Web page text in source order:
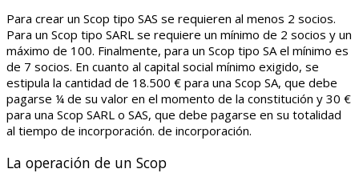
Para crear un Scop tipo SAS se requieren al menos 2 socios.
Para un Scop tipo SARL se requiere un mínimo de 2 socios y un
máximo de 100. Finalmente, para un Scop tipo SA el mínimo es
de 7 socios. En cuanto al capital social mínimo exigido, se
estipula la cantidad de 18.500 € para una Scop SA, que debe
pagarse ¼ de su valor en el momento de la constitución y 30 €
para una Scop SARL o SAS, que debe pagarse en su totalidad
al tiempo de incorporación. de incorporación.
La operación de un Scop